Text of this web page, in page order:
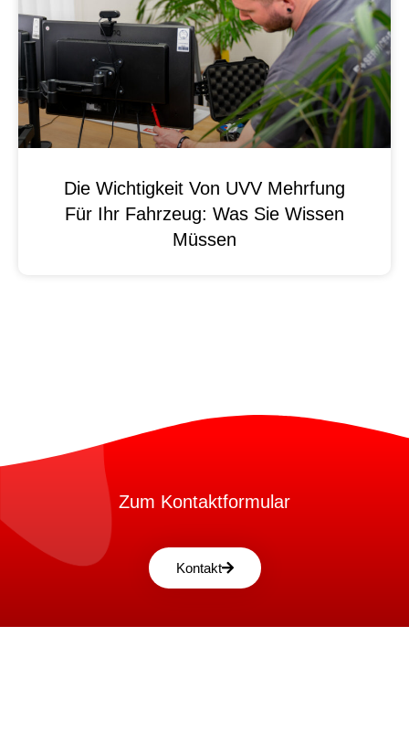
Die Wichtigkeit Von UVV Mehrfung
Für Ihr Fahrzeug: Was Sie Wissen
Müssen
Zum Kontaktformular
Kontakt